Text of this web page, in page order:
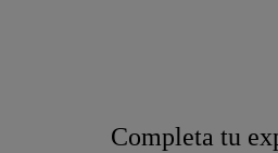
Completa tu